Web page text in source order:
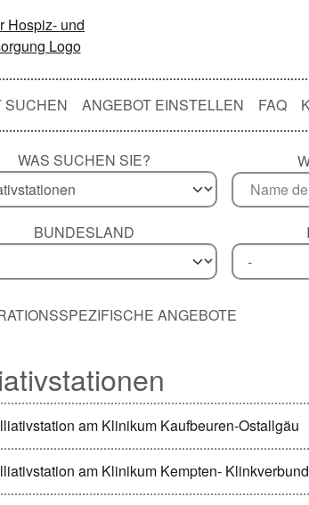
SUCHEN ANGEBOT EINSTELLEN FAQ
WAS SUCHEN SIE?
BUNDESLAND
ANGEBOTE
am Klinikum Kaufbeuren-Ostallgäu
am Klinikum Kempten-